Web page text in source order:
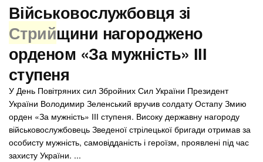
Військовослужбовця зі
Стрийщини нагороджено
орденом «За мужність» ІІІ
ступеня
У День Повітряних сил Збройних Сил України Президент
України Володимир Зеленський вручив солдату Остапу Змию
орден «За мужність» ІІІ ступеня. Високу державну нагороду
військовослужбовець Зведеної стрілецької бригади отримав за
особисту мужність, самовідданість і героїзм, проявлені під час
захисту України. ...